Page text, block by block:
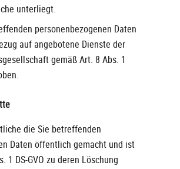
unterliegt.
personenbezogenen Daten
auf angebotene Dienste der
gemäß Art. 8 Abs. 1
die Sie betreffenden
Daten öffentlich gemacht und ist
1 DS-GVO zu deren Löschung